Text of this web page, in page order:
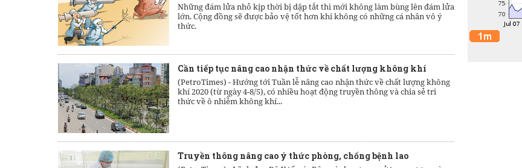
Những đám lửa nhỏ kịp thời bị dập tắt thì mới không làm bùng lên đám lửa
lớn. Cộng đồng sẽ được bảo vệ tốt hơn khi không có những cá nhân vô ý
thức.
Cần tiếp tục nâng cao nhận thức về chất lượng không khí
(PetroTimes) -Hướng tới Tuần lễ nâng cao nhận thức về chất lượng không
khí 2020 (từ ngày 4-8/5), có nhiều hoạt động truyền thông và chia sẻ tri
thức về ô nhiễm không khí...
Truyền thông nâng cao ý thức phòng, chống bệnh lao